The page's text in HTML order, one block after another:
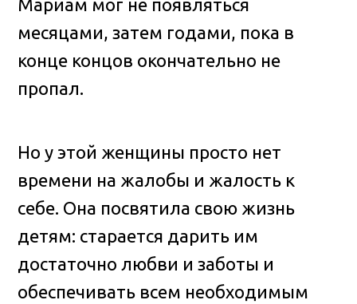
Мариам мог не появляться
месяцами, затем годами, пока в
конце концов окончательно не
пропал.
Но у этой женщины просто нет
времени на жалобы и жалость к
себе. Она посвятила свою жизнь
детям: старается дарить им
достаточно любви и заботы и
обеспечивать всем необходимым